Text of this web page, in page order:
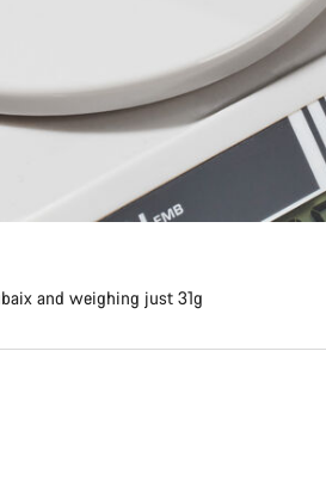
and weighing just 31g